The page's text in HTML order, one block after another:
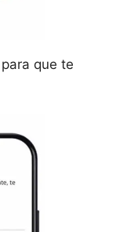
para que te